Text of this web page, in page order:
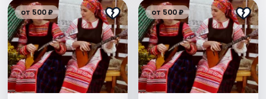
от 500 ₽ от 500 ₽